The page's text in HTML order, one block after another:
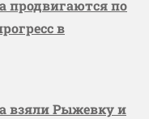
продвигаются по
в
взяли Рыжевку и